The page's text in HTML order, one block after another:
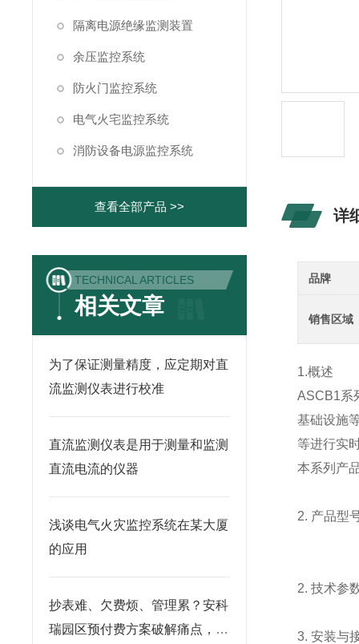
隔离电源绝缘监测装置
余压监控系统
防火门监控系统
电气火宅监控系统
消防设备电源监控系统
查看全部产品 >>
TECHNICAL ARTICLES
相关文章
为了保证测量精度，应定期对直
流监测仪表进行校准
直流监测仪表是用于测量和监测
直流电流的仪器
浅谈电气火灾监控系统在某大厦
的应用
抄表难、欠费烦、管理累？安科
瑞园区预付费方案破解痛点，增
详
品牌
销售区域
1.概述
ASCB1系
基础设施
等进行实
本系列产
2. 产品型
2. 技术参
3. 安装与